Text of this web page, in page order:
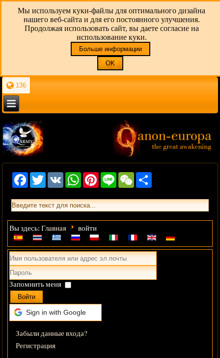
Мы используем куки-файлы для оптимального дизайна
нашего веб-сайта и для его постоянного улучшения.
Продолжая использовать сайт, вы даете согласие на
использование куки.
Больше информации
OK
136
Facebook
Twitter VK WhatsAppPinterestLine WeChat
Вы здесь:Главная войти
Запомнить меня
Войти
Sign in with Google
Забыли данные входа?
Регистрация